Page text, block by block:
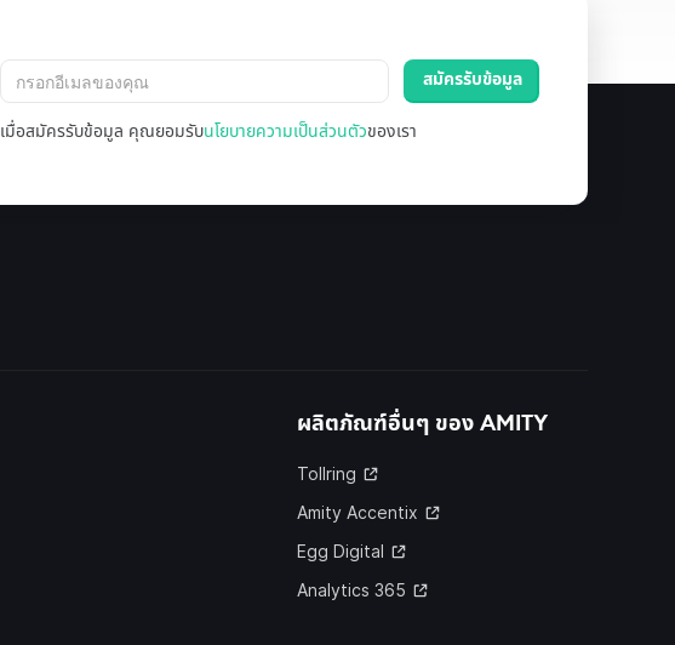
เมื่อสมัครรับข้อมูล คุณยอมรับนโยบายความเป็นส่วนตัวของเรา
ผลิตภัณฑ์อื่นๆ ของ AMITY
Tollring
Amity Accentix
Egg Digital
Analytics 365